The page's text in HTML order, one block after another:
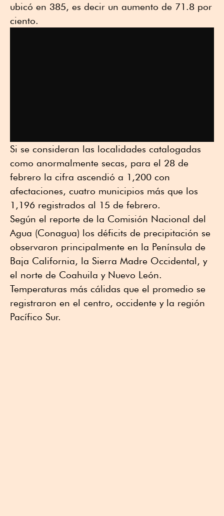
ubicó en 385, es decir un aumento de 71.8 por
ciento.
Si se consideran las localidades catalogadas
como anormalmente secas, para el 28 de
febrero la cifra ascendió a 1,200 con
afectaciones, cuatro municipios más que los
1,196 registrados al 15 de febrero.
Según el reporte de la Comisión Nacional del
Agua (Conagua) los déficits de precipitación se
observaron principalmente en la Península de
Baja California, la Sierra Madre Occidental, y
el norte de Coahuila y Nuevo León.
Temperaturas más cálidas que el promedio se
registraron en el centro, occidente y la región
Pacífico Sur.